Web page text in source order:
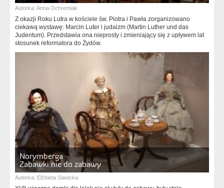
Autorka: Anna Ochremiak
Z okazji Roku Lutra w kościele św. Piotra i Pawła zorganizowano
ciekawą wystawę: Marcin Luter i judaizm (Martin Luther und das
Judentum). Przedstawia ona nieprosty i zmieniający się z upływem lat
stosunek reformatora do Żydów.
Norymberga
Zabawki nie do zabawy
Autorka: Elżbieta Sawicka